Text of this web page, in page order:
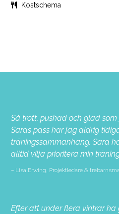
Kostschema
Så trött, pushad och glad
Saras pass har jag aldrig
träningssammanhang. Sara
alltid vilja prioritera min
Lisa Erwing, Projektledare &
Efter att under flera vintrar